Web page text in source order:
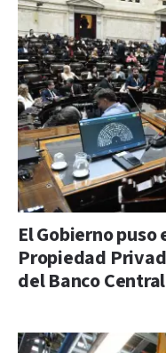
El Gobierno puso
Propiedad
del Banco Central